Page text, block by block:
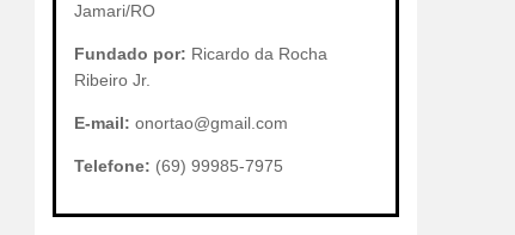
Jamari/RO
Fundado por: Ricardo da Rocha
Ribeiro Jr.
E-mail: onortao@gmail.com
Telefone: (69) 99985-7975